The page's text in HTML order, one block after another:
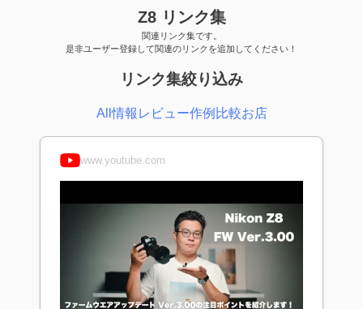
Z8 リンク集
関連リンク集です。
是非ユーザー登録して関連のリンクを追加してください！
リンク集絞り込み
All情報 レビュー作例 比較お店
www.youtube.com